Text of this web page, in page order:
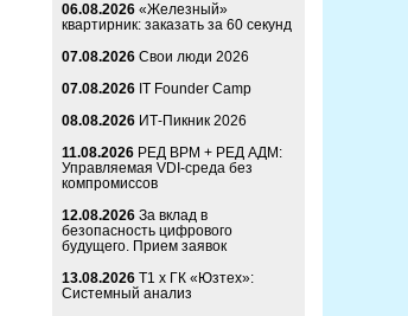
06.08.2026 «Железный»
квартирник: заказать за 60 секунд
07.08.2026 Свои люди 2026
07.08.2026 IT Founder Camp
08.08.2026 ИТ-Пикник 2026
11.08.2026 РЕД ВРМ + РЕД АДМ:
Управляемая VDI-среда без
компромиссов
12.08.2026 За вклад в
безопасность цифрового
будущего. Прием заявок
13.08.2026 Т1 x ГК «Юзтех»:
Системный анализ